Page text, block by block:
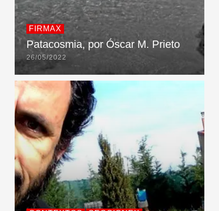
FIRMAX
Patacosmia, por Óscar M. Prieto
26/05/2022